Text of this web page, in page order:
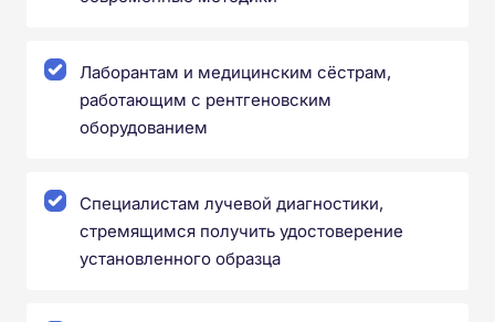
Лаборантам и медицинским сёстрам,
работающим с рентгеновским
оборудованием
Специалистам лучевой диагностики,
стремящимся получить удостоверение
установленного образца